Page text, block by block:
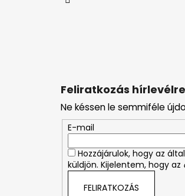
Feliratkozás hírlevélre
Ne késsen le semmiféle
E-mail
Hozzájárulok, hogy az
küldjön. Kijelentem, hogy az
FELIRATKOZÁS